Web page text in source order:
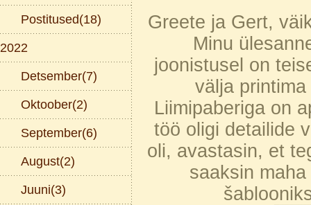
Postitused(18)
2022
Detsember(7)
Oktoober(2)
September(6)
August(2)
Juuni(3)
Greete ja Gert,
Minu
joonistusel on
välja
Liimipaberiga on
töö oligi detailide
oli, avastasin, et
saaksin